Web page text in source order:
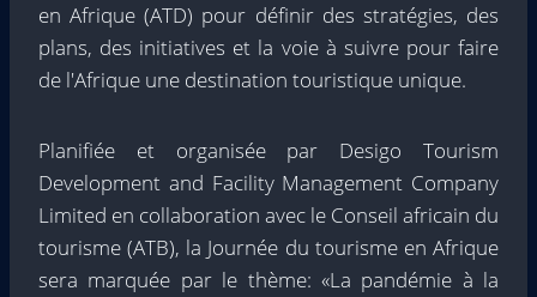
en Afrique (ATD) pour définir des stratégies, des
plans, des initiatives et la voie à suivre pour faire
de l'Afrique une destination touristique unique.
Planifiée et organisée par Desigo Tourism
Development and Facility Management Company
Limited en collaboration avec le Conseil africain du
tourisme (ATB), la Journée du tourisme en Afrique
sera marquée par le thème: «La pandémie à la